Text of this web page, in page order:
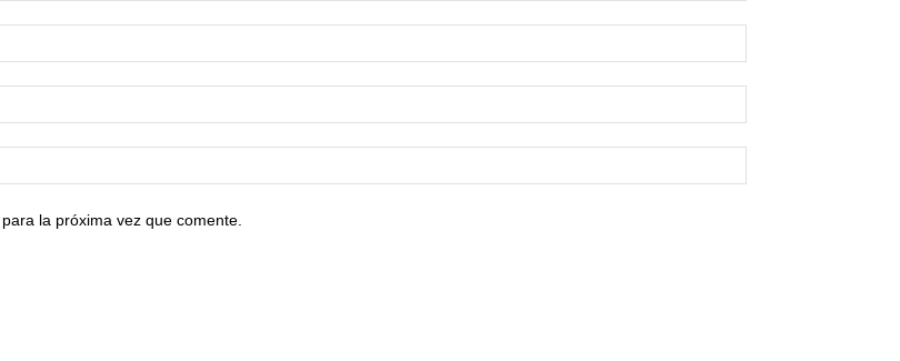
la próxima vez que comente.